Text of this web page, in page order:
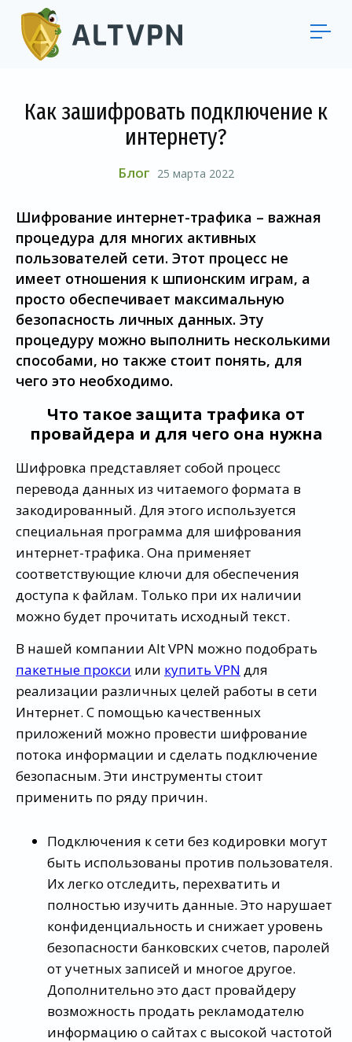
Как зашифровать подключение к
интернету?
Блог 25 марта 2022
Шифрование интернет-трафика – важная
процедура для многих активных
пользователей сети. Этот процесс не
имеет отношения к шпионским играм, а
просто обеспечивает максимальную
безопасность личных данных. Эту
процедуру можно выполнить несколькими
способами, но также стоит понять, для
чего это необходимо.
Что такое защита трафика от
провайдера и для чего она нужна
Шифровка представляет собой процесс
перевода данных из читаемого формата в
закодированный. Для этого используется
специальная программа для шифрования
интернет-трафика. Она применяет
соответствующие ключи для обеспечения
доступа к файлам. Только при их наличии
можно будет прочитать исходный текст.
В нашей компании Alt VPN можно подобрать
пакетные прокси или купить VPN для
реализации различных целей работы в сети
Интернет. С помощью качественных
приложений можно провести шифрование
потока информации и сделать подключение
безопасным. Эти инструменты стоит
применить по ряду причин.
Подключения к сети без кодировки могут
быть использованы против пользователя.
Их легко отследить, перехватить и
полностью изучить данные. Это нарушает
конфиденциальность и снижает уровень
безопасности банковских счетов, паролей
от учетных записей и многое другое.
Дополнительно это даст провайдеру
возможность продать рекламодателю
информацию о сайтах с высокой частотой